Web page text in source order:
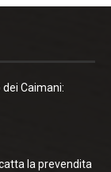
Caimani:
la prevendita